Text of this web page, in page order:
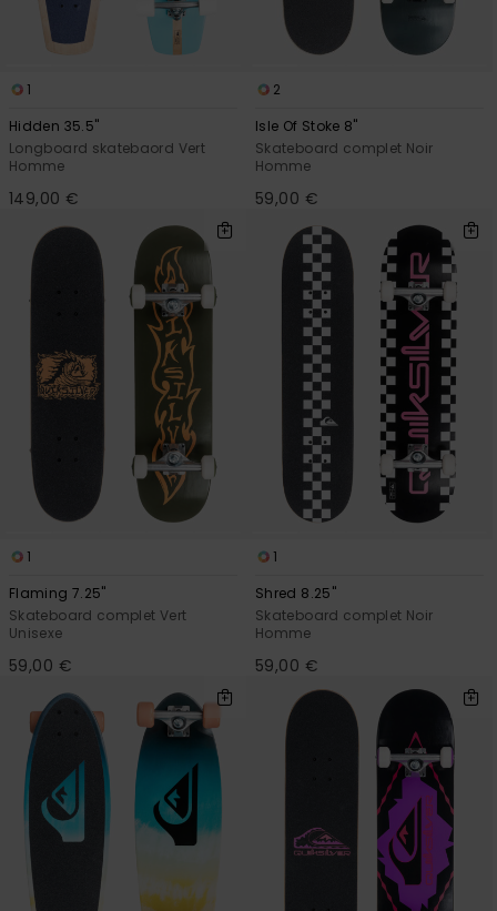
1
Hidden 35.5"
Longboard skatebaord Vert
Homme
149,00 €
2
Isle Of Stoke 8"
Skateboard complet Noir
Homme
59,00 €
1
Flaming 7.25"
Skateboard complet Vert
Unisexe
59,00 €
1
Shred 8.25"
Skateboard complet Noir
Homme
59,00 €